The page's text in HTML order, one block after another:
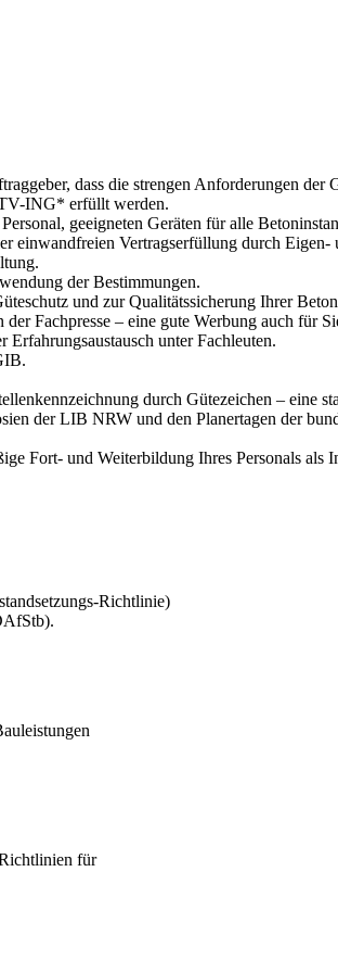
dass die strengen Anforderungen
ING* erfüllt werden.
geeigneten Geräten für alle
einwandfreien Vertragserfüllung durch Eigen-
der Bestimmungen.
und zur Qualitätssicherung Ihrer
Fachpresse – eine gute Werbung auch für
Erfahrungsaustausch unter Fachleuten.
durch Gütezeichen – eine
der LIB NRW und den Planertagen der
Fort- und Weiterbildung Ihres Personals als
Richtlinie)
für